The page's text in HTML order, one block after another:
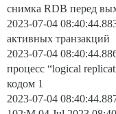
снимка RDB перед
2023-07-04
активных транзакций
2023-07-04
процесс “logical
кодом 1
2023-07-04